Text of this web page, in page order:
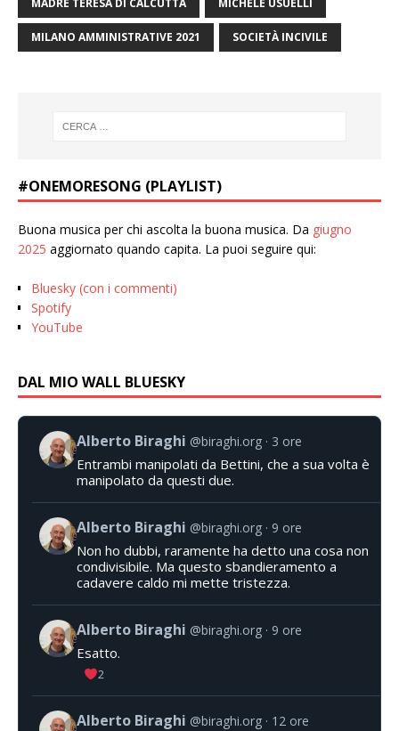
MADRE TERESA DI CALCUTTA MICHELE USUELLI
MILANO AMMINISTRATIVE 2021 SOCIETÀ INCIVILE
#ONEMORESONG (PLAYLIST)
Buona musica per chi ascolta la buona musica. Da giugno
2025 aggiornato quando capita. La puoi seguire qui:
Bluesky (con i commenti)
Spotify
YouTube
DAL MIO WALL BLUESKY
Alberto Biraghi @biraghi.org 3 ore
Entrambi manipolati da Bettini, che a sua volta è
manipolato da questi due.
Alberto Biraghi @biraghi.org 9 ore
Non ho dubbi, raramente ha detto una cosa non
condivisibile. Ma questo sbandieramento a
cadavere caldo mi mette tristezza.
Alberto Biraghi @biraghi.org 9 ore
Esatto.
2
Alberto Biraghi @biraghi.org 12 ore